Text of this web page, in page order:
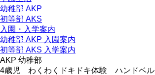
幼稚部 AKP
初等部 AKS
入園・入学案内
幼稚部 AKP 入園案内
初等部 AKS 入学案内
AKP 幼稚部
4歳児 わくわくドキドキ体験 ハンドベル